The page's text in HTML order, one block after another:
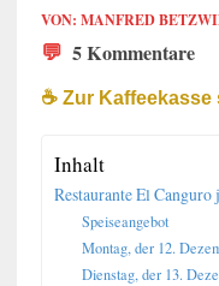
VON: MANFRED
💬 5 Kommentare
☕️ Zur
Inhalt
Restaurante El
Speiseangebot
Montag, der 12.
Dienstag, der 13.